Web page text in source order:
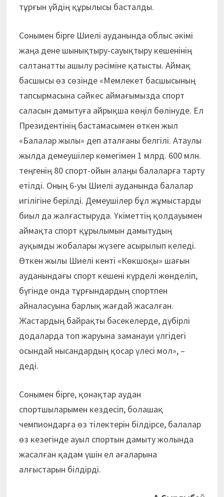
тұрғын үйдің құрылысы басталды.
Сонымен бірге Шиелі ауданында облыс әкімі
жаңа дене шынықтыру-сауықтыру кешенінің
салтанатты ашылу рәсіміне қатысты. Аймақ
басшысы өз сөзінде «Мемлекет басшысының
тапсырмасына сәйкес аймағымызда спорт
саласын дамытуға айрықша көңіл бөлінуде. Ел
Президентінің бастамасымен өткен жыл
«Балалар жылы» деп аталғаны белгілі. Атаулы
жылда демеушілер көмегімен 1 млрд. 600 млн.
теңгенің 80 спорт-ойын алаңы балаларға тарту
етілді. Оның 6-уы Шиелі ауданында балалар
игілігіне берілді. Демеушілер бұл жұмыстарды
биыл да жалғастыруда. Үкіметтің қолдауымен
аймақта спорт құрылымын дамытудың
ауқымды жобалары жүзеге асырылып келеді.
Өткен жылы Шиелі кенті «Көкшоқы» шағын
ауданындағы спорт кешені күрделі жөнделіп,
бүгінде онда тұрғындардың спортпен
айналасуына барлық жағдай жасалған.
Жастардың байрақты бәсекелерде, дүбірлі
додаларда топ жаруына заманауи үлгідегі
осындай нысандардың қосар үлесі мол», –
деді.
Сонымен бірге, қонақтар аудан
спортшыларымен кездесіп, болашақ
чемпиондарға өз тілектерін білдірсе, балалар
өз кезегінде ауыл спортын дамыту жолында
жасалған қадам үшін ел ағаларына
алғыстарын білдірді.